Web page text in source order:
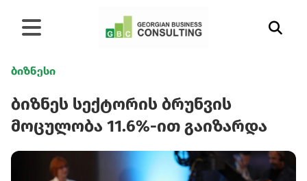
ბიზნესი
ბიზნეს სექტორის ბრუნვის
მოცულობა 11.6%-ით გაიზარდა